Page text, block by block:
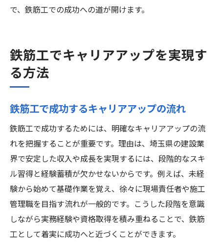
で、鉄筋工での成功への道が開けます。
鉄筋工でキャリアアップを実現す
る方法
鉄筋工で成功するキャリアアップの流れ
鉄筋工で成功するためには、明確なキャリアアップの流
れを把握することが重要です。理由は、埼玉県の建設業
界で安定した収入や成長を実現するには、段階的なスキ
ル習得と経験蓄積が欠かせないからです。例えば、未経
験から始めて基礎作業を覚え、徐々に現場責任者や施工
管理職を目指す流れが一般的です。こうした段階を意識
しながら実務経験や資格取得を積み重ねることで、鉄筋
工として着実に成功へと近づくことができます。